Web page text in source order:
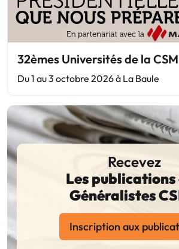
32èmes Universités de la
Du 1 au 3 octobre 2026 à La Baule
Recevez
Les publications
Généralistes
Inscription aux